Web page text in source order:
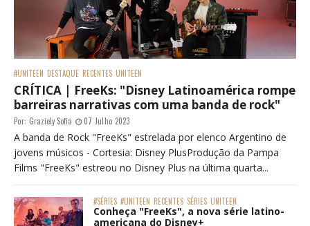
#UNITEEN DESTAQUE RECENTES UNITEEN
CRÍTICA | FreeKs: "Disney Latinoamérica rompe
barreiras narrativas com uma banda de rock"
Por: Graziely Sofia 07 Julho 2023
A banda de Rock "FreeKs" estrelada por elenco Argentino de
jovens músicos - Cortesia: Disney PlusProdução da Pampa
Films "FreeKs" estreou no Disney Plus na última quarta...
#SÉRIES #UNITEEN RECENTES SÉRIES UNITEEN
Conheça "FreeKs", a nova série latino-
americana do Disney+